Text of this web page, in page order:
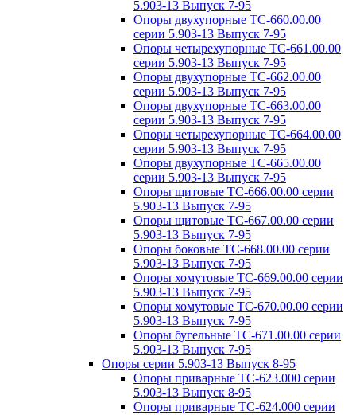
5.903-13 Выпуск 7-95
Опоры двухупорные ТС-660.00.00
серии 5.903-13 Выпуск 7-95
Опоры четырехупорные ТС-661.00.00
серии 5.903-13 Выпуск 7-95
Опоры двухупорные ТС-662.00.00
серии 5.903-13 Выпуск 7-95
Опоры двухупорные ТС-663.00.00
серии 5.903-13 Выпуск 7-95
Опоры четырехупорные ТС-664.00.00
серии 5.903-13 Выпуск 7-95
Опоры двухупорные ТС-665.00.00
серии 5.903-13 Выпуск 7-95
Опоры щитовые ТС-666.00.00 серии
5.903-13 Выпуск 7-95
Опоры щитовые ТС-667.00.00 серии
5.903-13 Выпуск 7-95
Опоры боковые ТС-668.00.00 серии
5.903-13 Выпуск 7-95
Опоры хомутовые ТС-669.00.00 серии
5.903-13 Выпуск 7-95
Опоры хомутовые ТС-670.00.00 серии
5.903-13 Выпуск 7-95
Опоры бугельные ТС-671.00.00 серии
5.903-13 Выпуск 7-95
Опоры серии 5.903-13 Выпуск 8-95
Опоры приварные ТС-623.000 серии
5.903-13 Выпуск 8-95
Опоры приварные ТС-624.000 серии